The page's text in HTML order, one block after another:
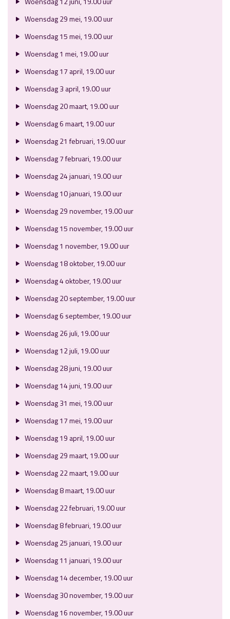
Woensdag 29 mei, 19.00 uur
Woensdag 15 mei, 19.00 uur
Woensdag 1 mei, 19.00 uur
Woensdag 17 april, 19.00 uur
Woensdag 3 april, 19.00 uur
Woensdag 20 maart, 19.00 uur
Woensdag 6 maart, 19.00 uur
Woensdag 21 februari, 19.00 uur
Woensdag 7 februari, 19.00 uur
Woensdag 24 januari, 19.00 uur
Woensdag 10 januari, 19.00 uur
Woensdag 29 november, 19.00 uur
Woensdag 15 november, 19.00 uur
Woensdag 1 november, 19.00 uur
Woensdag 18 oktober, 19.00 uur
Woensdag 4 oktober, 19.00 uur
Woensdag 20 september, 19.00 uur
Woensdag 6 september, 19.00 uur
Woensdag 26 juli, 19.00 uur
Woensdag 12 juli, 19.00 uur
Woensdag 28 juni, 19.00 uur
Woensdag 14 juni, 19.00 uur
Woensdag 31 mei, 19.00 uur
Woensdag 17 mei, 19.00 uur
Woensdag 19 april, 19.00 uur
Woensdag 29 maart, 19.00 uur
Woensdag 22 maart, 19.00 uur
Woensdag 8 maart, 19.00 uur
Woensdag 22 februari, 19.00 uur
Woensdag 8 februari, 19.00 uur
Woensdag 25 januari, 19.00 uur
Woensdag 11 januari, 19.00 uur
Woensdag 14 december, 19.00 uur
Woensdag 30 november, 19.00 uur
Woensdag 16 november, 19.00 uur